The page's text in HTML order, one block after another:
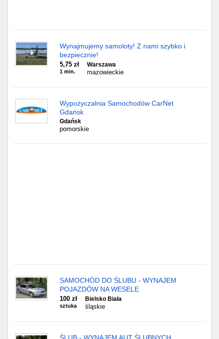
Wynajmujemy samoloty! Z nami szybko i
bezpiecznie!
5,75 zł
1 min.
Warszawa
mazowieckie
Wypożyczalnia Samochodów CarNet
Gdańsk
Gdańsk
pomorskie
SAMOCHÓD DO ŚLUBU - WYNAJEM
POJAZDÓW NA WESELE
100 zł
sztuka
Bielsko Biała
śląskie
Częstochowa
Olsztyn